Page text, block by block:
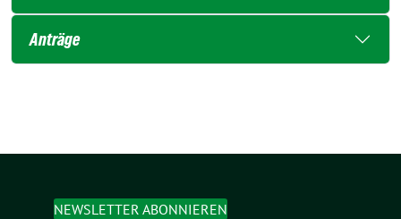
Anträge
NEWSLETTER ABONNIEREN